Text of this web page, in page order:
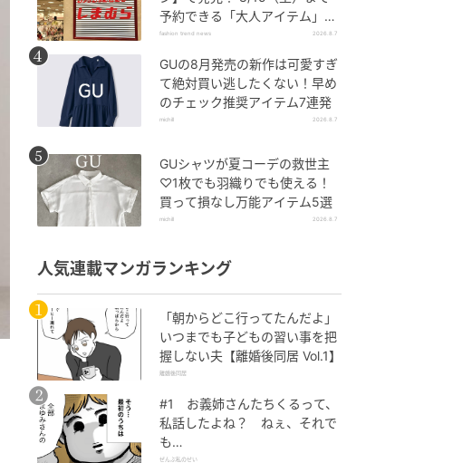
予約できる「大人アイテム」っ
て？
fashion trend news 2026.8.7
GUの8月発売の新作は可愛すぎ
て絶対買い逃したくない！早め
のチェック推奨アイテム7連発
michill 2026.8.7
GUシャツが夏コーデの救世主
♡1枚でも羽織りでも使える！
買って損なし万能アイテム5選
michill 2026.8.7
人気連載マンガランキング
「朝からどこ行ってたんだよ」
いつまでも子どもの習い事を把
握しない夫【離婚後同居 Vol.1】
離婚後同居
#1 お義姉さんたちくるって、
私話したよね？ ねぇ、それで
も…
ぜんぶ私のせい